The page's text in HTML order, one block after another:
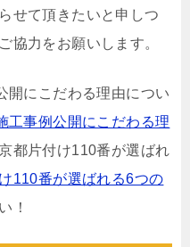
せて頂きたいと申しつ
協力をお願いします。
開にこだわる理由につい
工事例公開にこだわる理
都片付け110番が選ばれ
110番が選ばれる6つの
！